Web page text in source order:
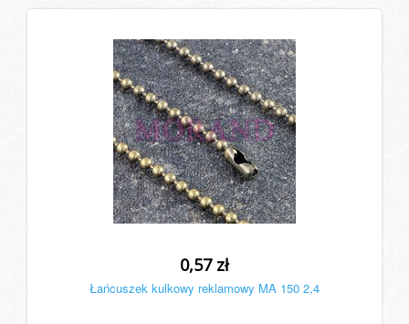
0,57 zł
Łańcuszek kulkowy reklamowy MA 150 2,4